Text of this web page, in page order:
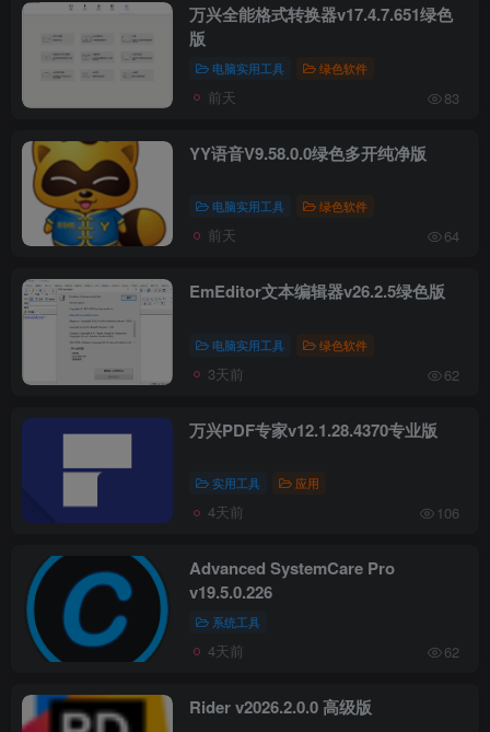
万兴全能格式转换器v17.4.7.651绿色
版
电脑实用工具 绿色软件
前天 83
YY语音V9.58.0.0绿色多开纯净版
电脑实用工具 绿色软件
前天 64
EmEditor文本编辑器v26.2.5绿色版
电脑实用工具 绿色软件
3天前 62
万兴PDF专家v12.1.28.4370专业版
实用工具 应用
4天前 106
Advanced SystemCare Pro
v19.5.0.226
系统工具
4天前 62
Rider v2026.2.0.0 高级版